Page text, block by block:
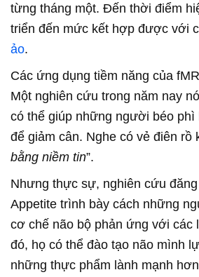
từng tháng một. Đến thời điểm
triển đến mức kết hợp được với
ảo.
Các ứng dụng tiềm năng của
Một nghiên cứu trong năm nay
có thể giúp những người béo phì
để giảm cân. Nghe có vẻ điên rồ
bằng niềm tin”.
Nhưng thực sự, nghiên cứu
Appetite trình bày cách những
cơ chế não bộ phản ứng với các
đó, họ có thể đào tạo não mình
những thực phẩm lành mạnh